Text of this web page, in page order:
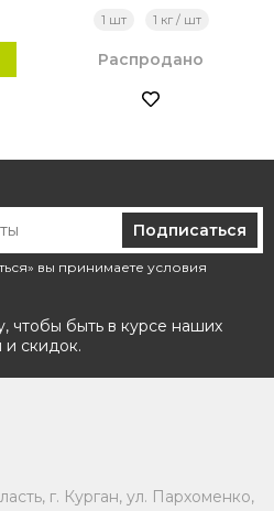
1 шт 1 кг / шт
Распродано
Подписаться
вы принимаете условия
чтобы быть в курсе наших
и скидок.
г. Курган, ул. Пархоменко,